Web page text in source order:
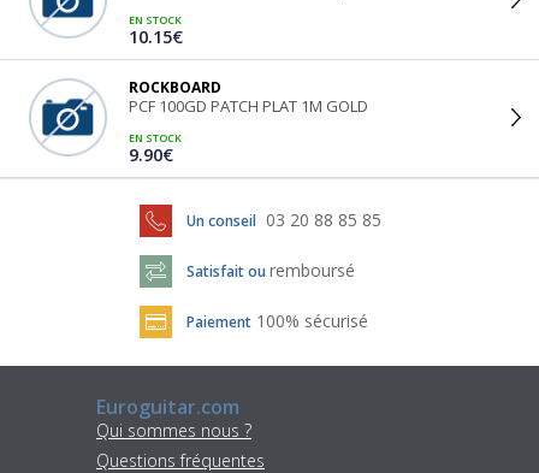
EN STOCK
10.15€
ROCKBOARD
PCF 100GD PATCH PLAT 1M GOLD
EN STOCK
9.90€
Un conseil 03 20 88 85 85
Satisfait ou remboursé
Paiement 100% sécurisé
Euroguitar.com
Qui sommes nous ?
Questions fréquentes